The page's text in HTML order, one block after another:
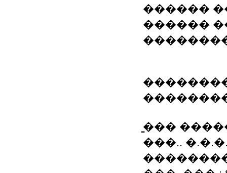
������
������
̳���
���..